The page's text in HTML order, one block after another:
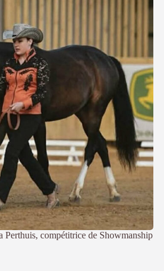
compétitrice de Showmanship